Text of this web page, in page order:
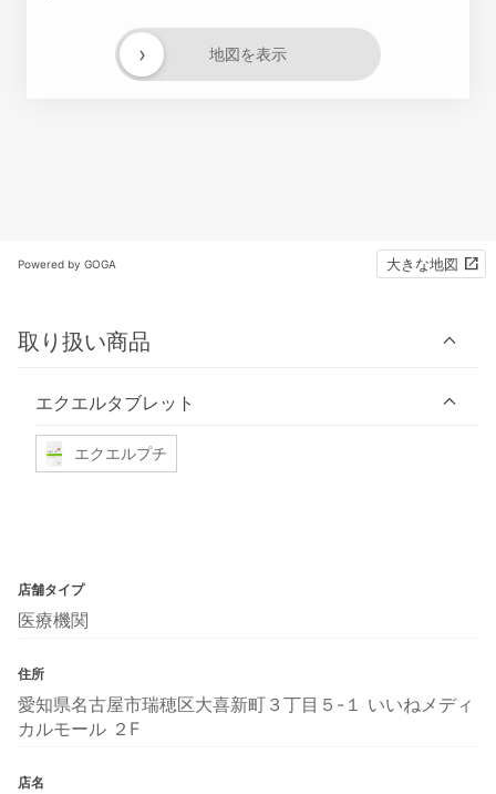
地図を表示
›
Powered by GOGA 大きな地図
取り扱い商品
エクエルタブレット
エクエルプチ
店舗タイプ
医療機関
住所
愛知県名古屋市瑞穂区大喜新町３丁目５-１ いいねメディ
カルモール ２F
店名